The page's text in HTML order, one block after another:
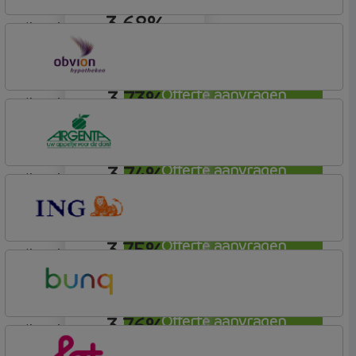
3,68%
Offerte aanvragen
lineair
3,73%
Offerte aanvragen
Allianz Bank
Allianz
lineair
3,74%
Offerte aanvragen
OBVION Hypotheken
Woon Hypotheek
lineair
3,75%
Offerte aanvragen
Hypotheek
lineair
3,76%
Basis (Incl. Korting)
lineair
Bunq